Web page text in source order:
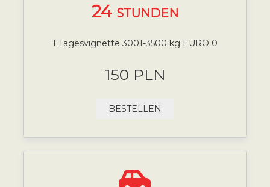
24 STUNDEN
1 Tagesvignette 3001-3500 kg EURO 0
150 PLN
BESTELLEN